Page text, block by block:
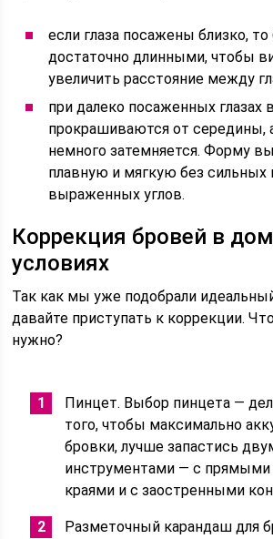
если глаза посажены близко,
достаточно длинными, чтобы
увеличить расстояние между
при далеко посаженных глазах
прокрашиваются от середины,
немного затемняется. Форму
плавную и мягкую без сильных
выраженных углов.
Коррекция бровей в
условиях
Так как мы уже подобрали
давайте приступать к коррекции.
нужно?
Пинцет. Выбор пинцета —
того, чтобы максимально
бровки, лучше запастись
инструментами — с
краями и с заостренными
Разметочный карандаш для